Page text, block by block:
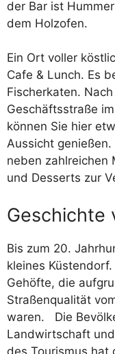
der Bar ist
dem Holzofen.
Ein Ort voller
Cafe & Lunch. Es
Fischerkaten.
Geschäftsstraße
können Sie hier
Aussicht
neben zahlreichen
und Desserts zur
Geschichte
Bis zum 20.
kleines
Gehöfte, die
Straßenqualität
waren. Die
Landwirtschaft
des Tourismus hat